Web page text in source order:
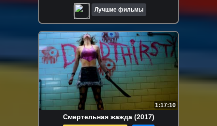
Лучшие фильмы
1:17:10
Смертельная жажда (2017)